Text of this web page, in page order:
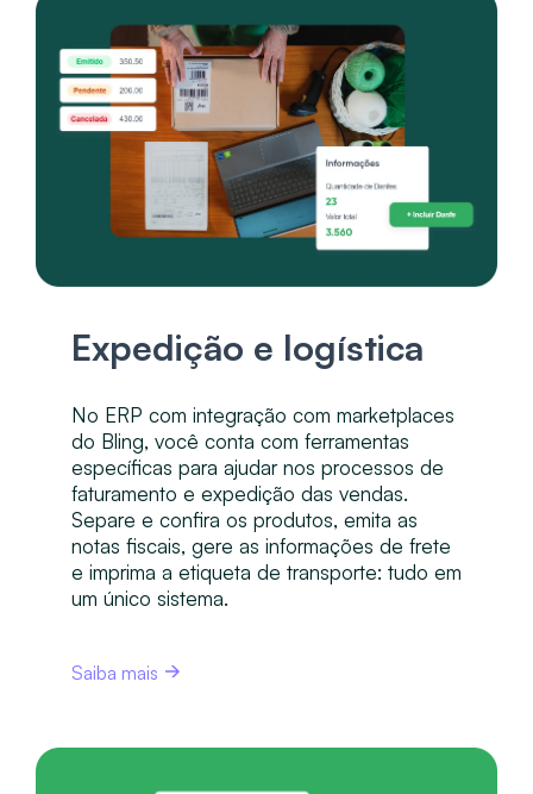
Expedição e logística
No ERP com integração com marketplaces
do Bling, você conta com ferramentas
específicas para ajudar nos processos de
faturamento e expedição das vendas.
Separe e confira os produtos, emita as
notas fiscais, gere as informações de frete
e imprima a etiqueta de transporte: tudo em
um único sistema.
Saiba mais